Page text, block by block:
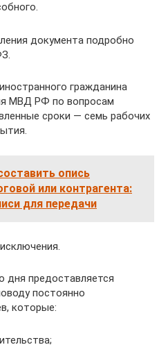
документа подробно
гражданина
МВД РФ по вопросам
сроки — семь рабочих
опись
или контрагента:
для передачи
дня предоставляется
постоянно
которые: